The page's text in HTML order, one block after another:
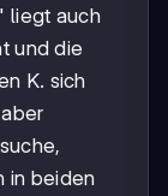
liegt auch
und die
K. sich
in beiden